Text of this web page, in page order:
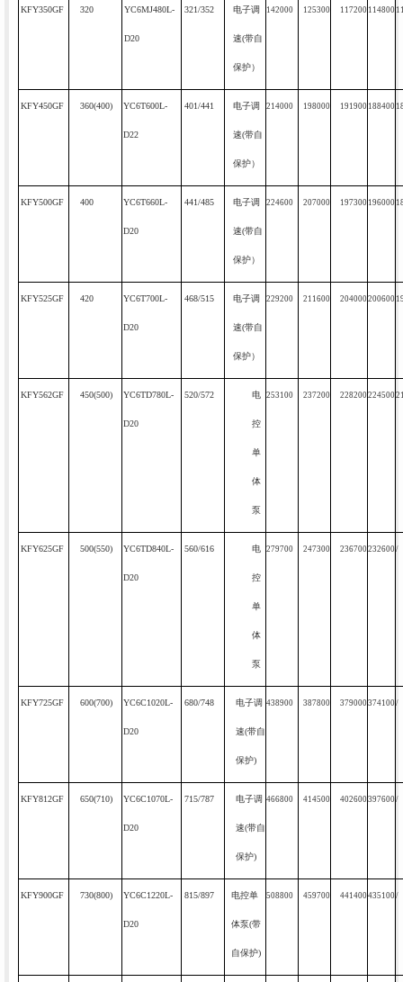
KFY350GF 320 YC6MJ480L-
D20
321/352 电子调
速(带自
保护）
142000 125300 117200 114800
KFY450GF 360(400) YC6T600L-
D22
401/441 电子调
速(带自
保护）
214000 198000 191900 188400
KFY500GF 400 YC6T660L-
D20
441/485 电子调
速(带自
保护）
224600 207000 197300 196000
KFY525GF 420 YC6T700L-
D20
468/515 电子调
速(带自
保护）
229200 211600 204000200600
KFY562GF 450(500) YC6TD780L-
D20
520/572 电
控
单
体
泵
253100 237200 228200224500
KFY625GF 500(550) YC6TD840L-
D20
560/616 电
控
单
体
泵
279700 247300 236700232600/
KFY725GF 600(700) YC6C1020L-
D20
680/748 电子调
速(带自
保护)
438900 387800 379000374100/
KFY812GF 650(710) YC6C1070L-
D20
715/787 电子调
速(带自
保护)
466800 414500 402600397600/
KFY900GF 730(800) YC6C1220L-
D20
815/897 电控单
体泵(带
自保护)
508800 459700 441400435100/